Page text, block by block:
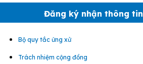
Đăng ký nhận thông
Bộ quy tắc ứng xử
Trách nhiệm cộng đồng